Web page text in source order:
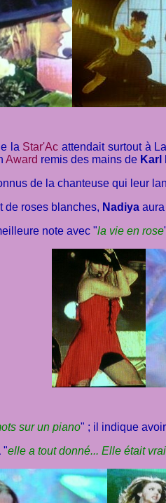
la Star'Ac attendait surtout à La
Award remis des mains de Karl
de la chanteuse qui leur
de roses blanches, Nadiya
note avec "la vie en rose
sur un piano" ; il indique
"elle a tout donné... Elle était